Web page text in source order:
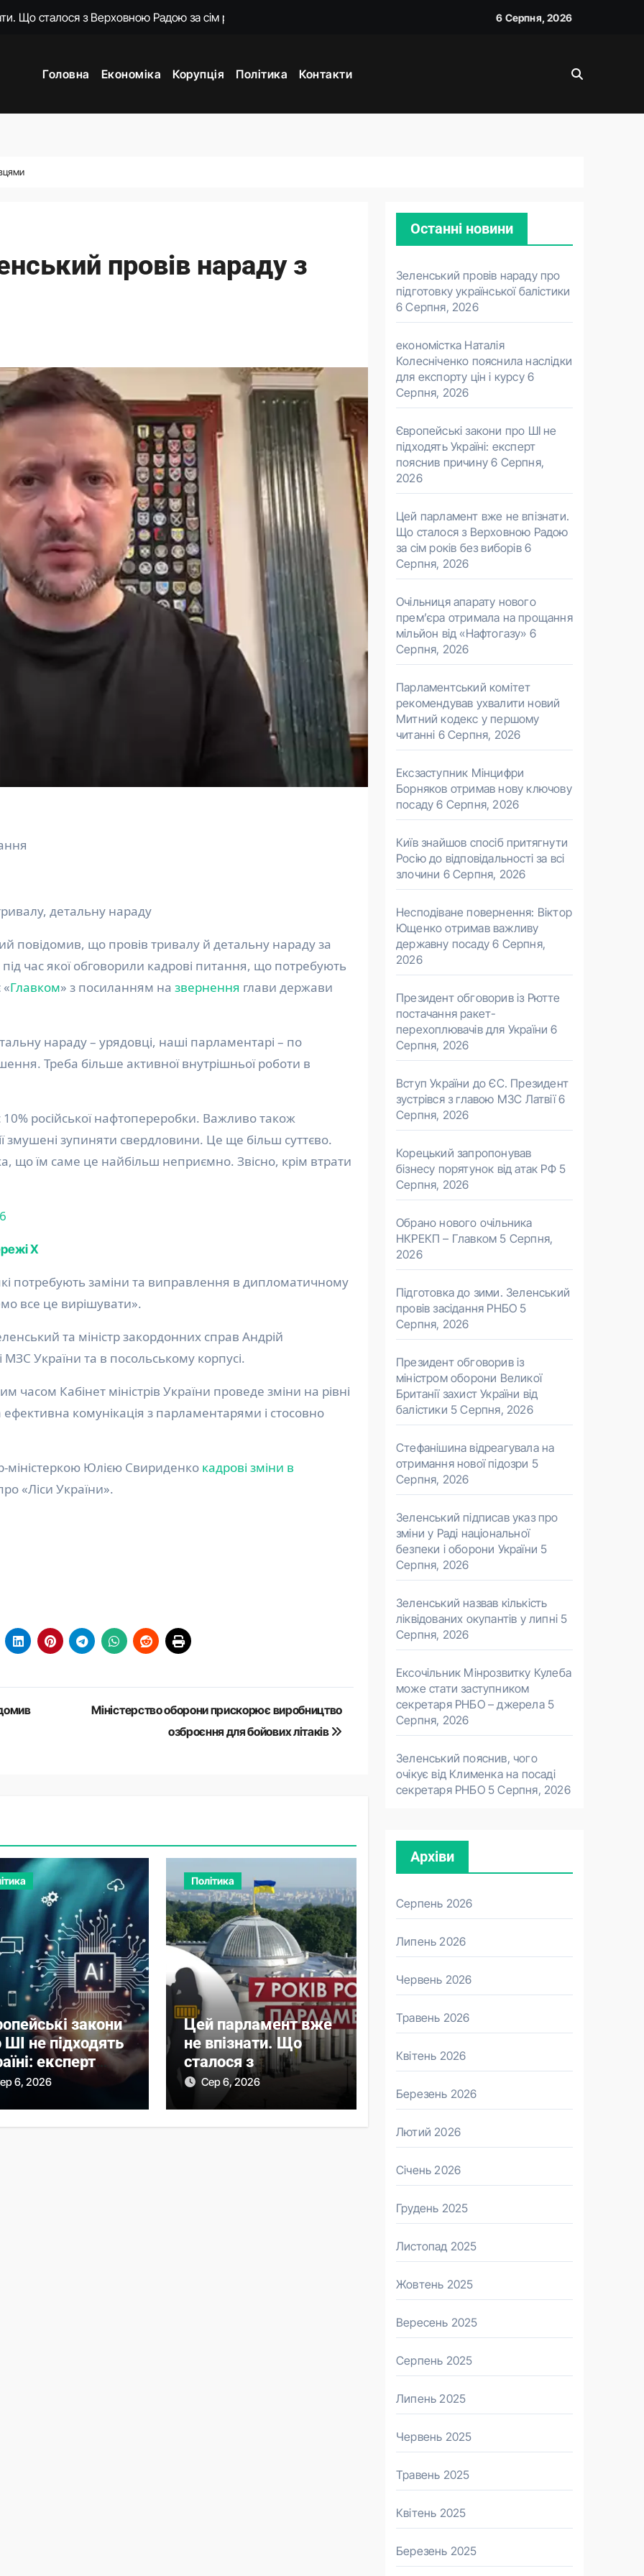
отримала на прощання мільйон від «Нафтогазу»
отримав нову ключову посаду
6 Серпня, 2026
Головна Економіка Корупція Політика Контакти
провів нараду з
детальну нараду
час якої обговорили кадрові питання, що потребують
Главком» з посиланням на звернення глави держави
нараду – урядовці, наші парламентарі – по
Треба більше активної внутрішньої роботи в
змушені зупиняти свердловини. Це ще більш суттєво.
що їм саме це найбільш неприємно. Звісно, крім втрати
Х
потребують заміни та виправлення в дипломатичному
все це вирішувати».
та міністр закордонних справ Андрій
МЗС України та в посольському корпусі.
часом Кабінет міністрів України проведе зміни на рівні
комунікація з парламентарями і стосовно
міністеркою Юлією Свириденко кадрові зміни в
«Ліси України».
Міністерство оборони прискорює виробництво
озброєння для бойових літаків
закони
ШІ не підходять
експерт
причину
6, 2026
Політика
Цей парламент вже
не впізнати. Що
сталося з
Верховною Радою
за сім років без
Сер 6, 2026
Останні новини
Зеленський провів нараду про
підготовку української балістики
6 Серпня, 2026
економістка Наталія
Колесніченко пояснила наслідки
для експорту цін і курсу 6
Серпня, 2026
Європейські закони про ШІ не
підходять Україні: експерт
пояснив причину 6 Серпня,
2026
Цей парламент вже не впізнати.
Що сталося з Верховною Радою
за сім років без виборів 6
Серпня, 2026
Очільниця апарату нового
прем’єра отримала на прощання
мільйон від «Нафтогазу» 6
Серпня, 2026
Парламентський комітет
рекомендував ухвалити новий
Митний кодекс у першому
читанні 6 Серпня, 2026
Ексзаступник Мінцифри
Борняков отримав нову ключову
посаду 6 Серпня, 2026
Київ знайшов спосіб притягнути
Росію до відповідальності за всі
злочини 6 Серпня, 2026
Несподіване повернення: Віктор
Ющенко отримав важливу
державну посаду 6 Серпня,
2026
Президент обговорив із Рютте
постачання ракет-
перехоплювачів для України 6
Серпня, 2026
Вступ України до ЄС. Президент
зустрівся з главою МЗС Латвії 6
Серпня, 2026
Корецький запропонував
бізнесу порятунок від атак РФ 5
Серпня, 2026
Обрано нового очільника
НКРЕКП – Главком 5 Серпня,
2026
Підготовка до зими. Зеленський
провів засідання РНБО 5
Серпня, 2026
Президент обговорив із
міністром оборони Великої
Британії захист України від
балістики 5 Серпня, 2026
Стефанішина відреагувала на
отримання нової підозри 5
Серпня, 2026
Зеленський підписав указ про
зміни у Раді національної
безпеки і оборони України 5
Серпня, 2026
Зеленський назвав кількість
ліквідованих окупантів у липні 5
Серпня, 2026
Ексочільник Мінрозвитку Кулеба
може стати заступником
секретаря РНБО – джерела 5
Серпня, 2026
Зеленський пояснив, чого
очікує від Клименка на посаді
секретаря РНБО 5 Серпня, 2026
Архіви
Серпень 2026
Липень 2026
Червень 2026
Травень 2026
Квітень 2026
Березень 2026
Лютий 2026
Січень 2026
Грудень 2025
Листопад 2025
Жовтень 2025
Вересень 2025
Серпень 2025
Липень 2025
Червень 2025
Травень 2025
Квітень 2025
Березень 2025